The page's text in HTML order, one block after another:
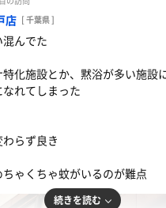
店 [ 千葉県 ]
んでた
化施設とか、黙浴が多い施設
れてしまった
らず良き
ゃくちゃ蚊がいるのが難点
続きを読む